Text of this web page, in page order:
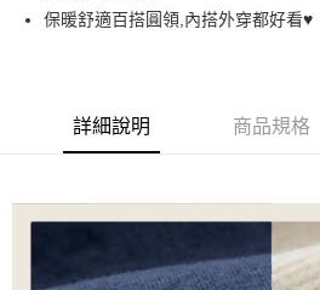
相關說明
２．便利：只要手機號碼，簡訊認證，即可結
３．安心：先確認商品／服務後，再付款。
結帳頁面，進行簡訊認證並確認金額後，即
２．訂單成立數日內，您將收到繳費通知簡訊
３．收到繳費通知簡訊後14天內，點擊此簡
運送方式
全家取貨付款
每筆NT$60，滿NT$699(含以上)免運費
保暖舒適百搭圓領,內搭外穿都好看♥️
詳細說明 商品規格